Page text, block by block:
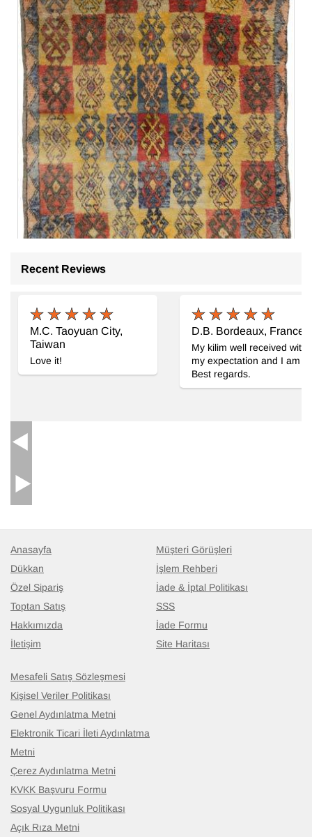
Vintage Anadolu Tülü- K0067783
Recent Reviews
M.C. Taoyuan City,
Taiwan
Love it!
D.B. Bordeaux, France
My kilim well received
my expectation and I am
Best regards.
Anasayfa
Dükkan
Özel Sipariş
Toptan Satış
Hakkımızda
İletişim
Müşteri Görüşleri
İşlem Rehberi
İade & İptal Politikası
SSS
İade Formu
Site Haritası
Mesafeli Satış Sözleşmesi
Kişisel Veriler Politikası
Genel Aydınlatma Metni
Elektronik Ticari İleti Aydınlatma
Metni
Çerez Aydınlatma Metni
KVKK Başvuru Formu
Sosyal Uygunluk Politikası
Açık Rıza Metni